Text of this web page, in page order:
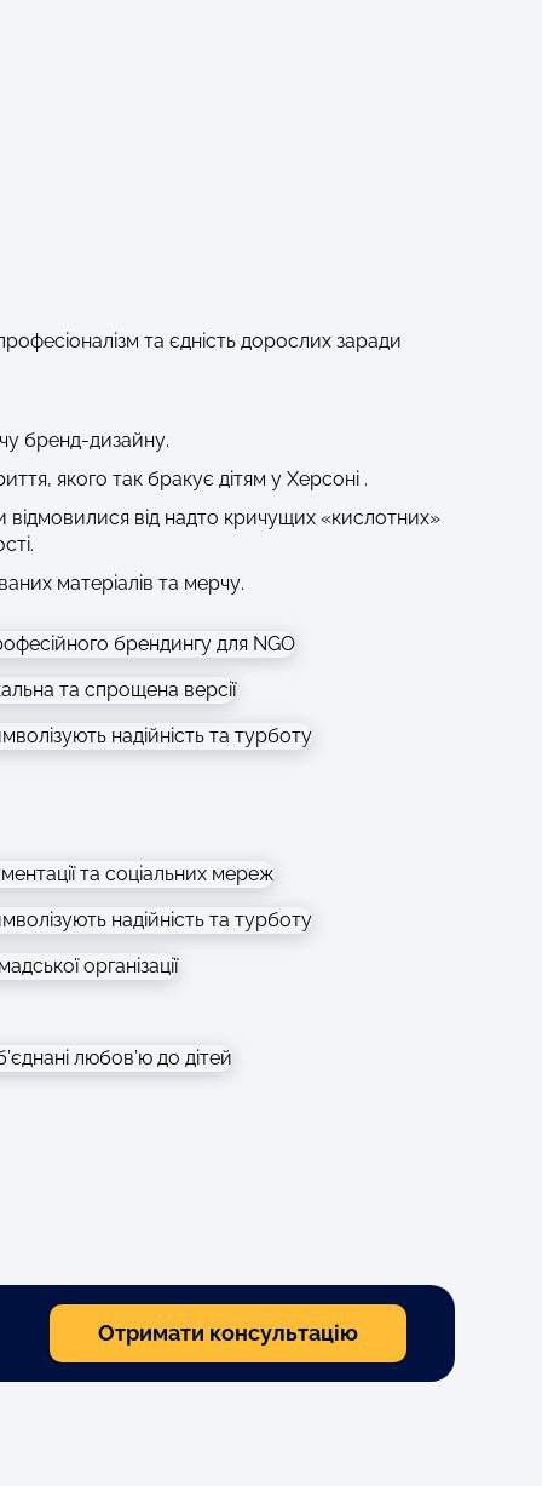
та єдність дорослих заради
бренд-дизайну.
якого так бракує дітям у Херсоні .
відмовилися від надто кричущих «кислотних»
матеріалів та мерчу.
Отримати консультацію